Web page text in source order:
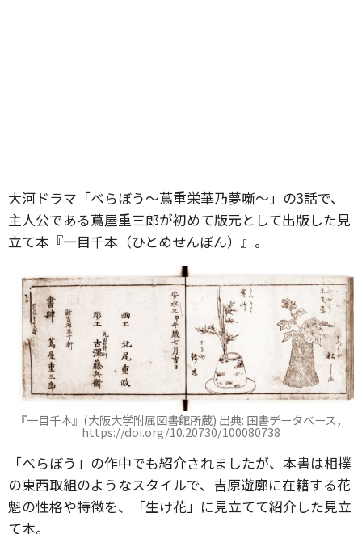
大河ドラマ「べらぼう〜蔦重栄華乃夢噺〜」の3話で、
主人公である蔦屋重三郎が初めて版元として出版した見
立て本『一目千本（ひとめせんぼん）』。
『一目千本』(大阪大学附属図書館所蔵) 出典: 国書データベース，
https://doi.org/10.20730/100080738
「べらぼう」の作中でも紹介されましたが、本書は相撲
の東西取組のようなスタイルで、吉原遊廓に在籍する花
魁の性格や特徴を、「生け花」に見立てて紹介した見立
て本。